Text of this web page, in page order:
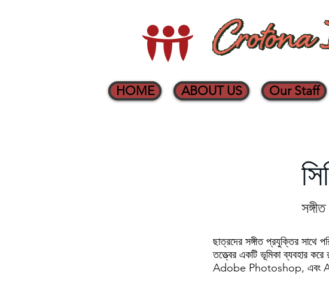
HOME ABOUT US Our Staff
ছাত্রদের সঙ্গীত প্রযুক্তির সাথে
তত্ত্বের একটি ভূমিকা ব্যবহার
Adobe Photoshop, এবং